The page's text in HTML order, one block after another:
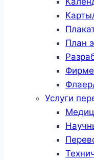
План
Услуги